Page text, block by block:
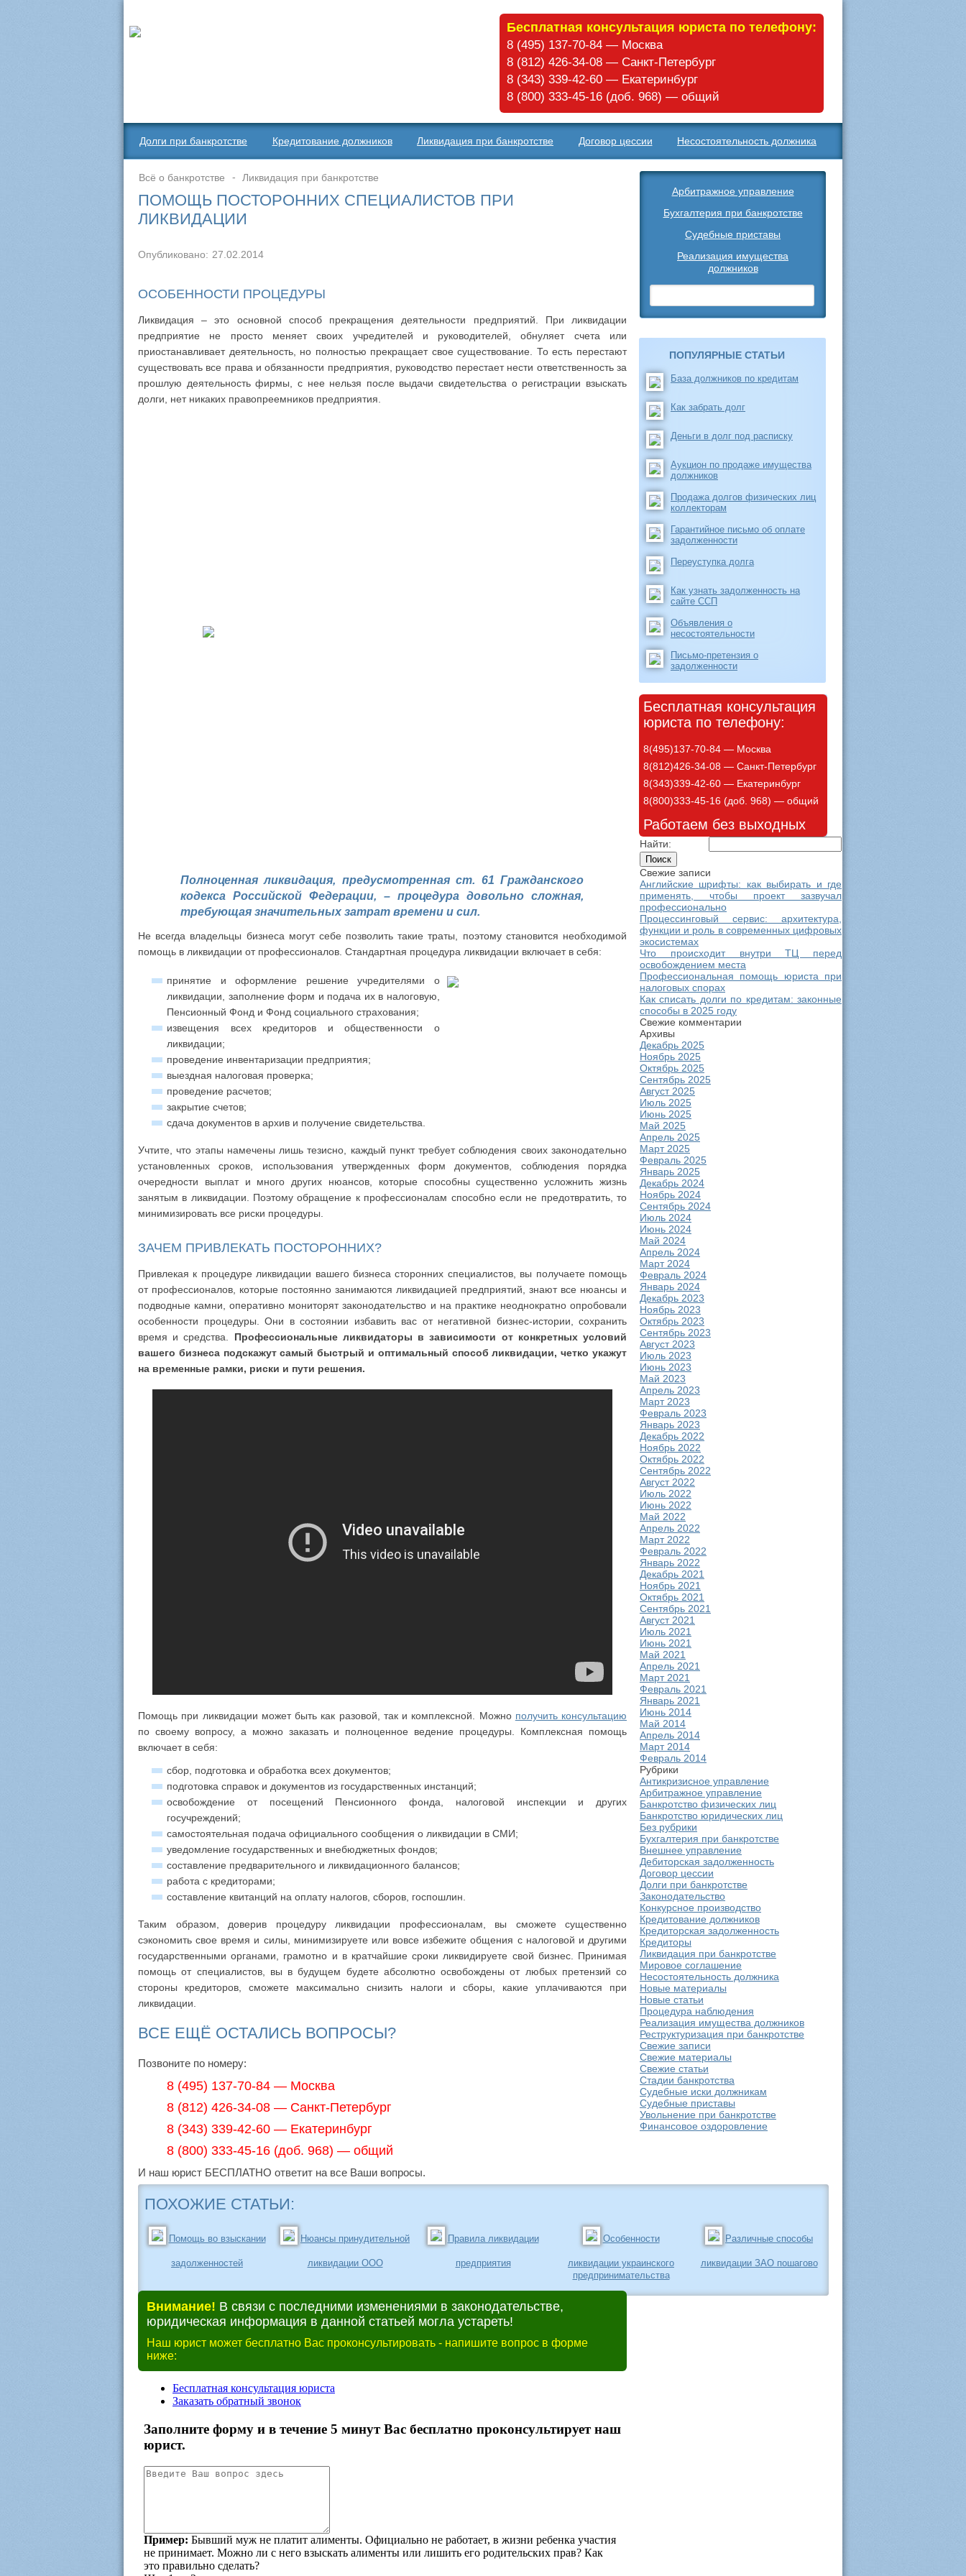
Долги при банкротстве Кредитование должников Ликвидация при банкротстве Договор цессии Несостоятельность должника
Арбитражное управление
Бухгалтерия при банкротстве
Судебные приставы
Реализация имущества
должников
Бесплатная консультация юриста по телефону:
8 (495) 137-70-84 — Москва
8 (812) 426-34-08 — Санкт-Петербург
8 (343) 339-42-60 — Екатеринбург
8 (800) 333-45-16 (доб. 968) — общий
Всё о банкротстве Ликвидация при банкротстве
ПОМОЩЬ ПОСТОРОННИХ СПЕЦИАЛИСТОВ ПРИ
ЛИКВИДАЦИИ
Опубликовано: 27.02.2014
ОСОБЕННОСТИ ПРОЦЕДУРЫ
Ликвидация – это основной способ прекращения деятельности предприятий. При ликвидации
предприятие не просто меняет своих учредителей и руководителей, обнуляет счета или
приостанавливает деятельность, но полностью прекращает свое существование. То есть перестают
существовать все права и обязанности предприятия, руководство перестает нести ответственность за
прошлую деятельность фирмы, с нее нельзя после выдачи свидетельства о регистрации взыскать
долги, нет никаких правопреемников предприятия.
Полноценная ликвидация, предусмотренная ст. 61 Гражданского
кодекса Российской Федерации, – процедура довольно сложная,
требующая значительных затрат времени и сил.
Не всегда владельцы бизнеса могут себе позволить такие траты, поэтому становится необходимой
помощь в ликвидации от профессионалов. Стандартная процедура ликвидации включает в себя:
принятие и оформление решение учредителями о
ликвидации, заполнение форм и подача их в налоговую,
Пенсионный Фонд и Фонд социального страхования;
извещения всех кредиторов и общественности о
ликвидации;
проведение инвентаризации предприятия;
выездная налоговая проверка;
проведение расчетов;
закрытие счетов;
сдача документов в архив и получение свидетельства.
Учтите, что этапы намечены лишь тезисно, каждый пункт требует соблюдения своих законодательно
установленных сроков, использования утвержденных форм документов, соблюдения порядка
очередности выплат и много других нюансов, которые способны существенно усложнить жизнь
занятым в ликвидации. Поэтому обращение к профессионалам способно если не предотвратить, то
минимизировать все риски процедуры.
ЗАЧЕМ ПРИВЛЕКАТЬ ПОСТОРОННИХ?
Привлекая к процедуре ликвидации вашего бизнеса сторонних специалистов, вы получаете помощь
от профессионалов, которые постоянно занимаются ликвидацией предприятий, знают все нюансы и
подводные камни, оперативно мониторят законодательство и на практике неоднократно опробовали
особенности процедуры. Они в состоянии избавить вас от негативной бизнес-истории, сохранить
время и средства. Профессиональные ликвидаторы в зависимости от конкретных условий
вашего бизнеса подскажут самый быстрый и оптимальный способ ликвидации, четко укажут
на временные рамки, риски и пути решения.
Помощь при ликвидации может быть как разовой, так и комплексной. Можно получить консультацию
по своему вопросу, а можно заказать и полноценное ведение процедуры. Комплексная помощь
включает в себя:
сбор, подготовка и обработка всех документов;
подготовка справок и документов из государственных инстанций;
освобождение от посещений Пенсионного фонда, налоговой инспекции и других
госучреждений;
самостоятельная подача официального сообщения о ликвидации в СМИ;
уведомление государственных и внебюджетных фондов;
составление предварительного и ликвидационного балансов;
работа с кредиторами;
составление квитанций на оплату налогов, сборов, госпошлин.
Таким образом, доверив процедуру ликвидации профессионалам, вы сможете существенно
сэкономить свое время и силы, минимизируете или вовсе избежите общения с налоговой и другими
государственными органами, грамотно и в кратчайшие сроки ликвидируете свой бизнес. Принимая
помощь от специалистов, вы в будущем будете абсолютно освобождены от любых претензий со
стороны кредиторов, сможете максимально снизить налоги и сборы, какие уплачиваются при
ликвидации.
ВСЕ ЕЩЁ ОСТАЛИСЬ ВОПРОСЫ?
Позвоните по номеру:
8 (495) 137-70-84 — Москва
8 (812) 426-34-08 — Санкт-Петербург
8 (343) 339-42-60 — Екатеринбург
8 (800) 333-45-16 (доб. 968) — общий
И наш юрист БЕСПЛАТНО ответит на все Ваши вопросы.
ПОХОЖИЕ СТАТЬИ:
Помощь во взыскании
задолженностей
Нюансы принудительной
ликвидации ООО
Правила ликвидации
предприятия
Особенности
ликвидации украинского
предпринимательства
Различные способы
ликвидации ЗАО пошагово
Внимание! В связи с последними изменениями в законодательстве,
юридическая информация в данной статьей могла устареть!
Наш юрист может бесплатно Вас проконсультировать - напишите вопрос в форме
ниже:
ПОПУЛЯРНЫЕ СТАТЬИ
База должников по кредитам
Как забрать долг
Деньги в долг под расписку
Аукцион по продаже имущества
должников
Продажа долгов физических лиц
коллекторам
Гарантийное письмо об оплате
задолженности
Переуступка долга
Как узнать задолженность на
сайте ССП
Объявления о
несостоятельности
Письмо-претензия о
задолженности
Бесплатная консультация
юриста по телефону:
8(495)137-70-84 — Москва
8(812)426-34-08 — Санкт-Петербург
8(343)339-42-60 — Екатеринбург
8(800)333-45-16 (доб. 968) — общий
Работаем без выходных
Найти:
Свежие записи
Английские шрифты: как выбирать и где
применять, чтобы проект зазвучал
профессионально
Процессинговый сервис: архитектура,
функции и роль в современных цифровых
экосистемах
Что происходит внутри ТЦ перед
освобождением места
Профессиональная помощь юриста при
налоговых спорах
Как списать долги по кредитам: законные
способы в 2025 году
Свежие комментарии
Архивы
Декабрь 2025
Ноябрь 2025
Октябрь 2025
Сентябрь 2025
Август 2025
Июль 2025
Июнь 2025
Май 2025
Апрель 2025
Март 2025
Февраль 2025
Январь 2025
Декабрь 2024
Ноябрь 2024
Сентябрь 2024
Июль 2024
Июнь 2024
Май 2024
Апрель 2024
Март 2024
Февраль 2024
Январь 2024
Декабрь 2023
Ноябрь 2023
Октябрь 2023
Сентябрь 2023
Август 2023
Июль 2023
Июнь 2023
Май 2023
Апрель 2023
Март 2023
Февраль 2023
Январь 2023
Декабрь 2022
Ноябрь 2022
Октябрь 2022
Сентябрь 2022
Август 2022
Июль 2022
Июнь 2022
Май 2022
Апрель 2022
Март 2022
Февраль 2022
Январь 2022
Декабрь 2021
Ноябрь 2021
Октябрь 2021
Сентябрь 2021
Август 2021
Июль 2021
Июнь 2021
Май 2021
Апрель 2021
Март 2021
Февраль 2021
Январь 2021
Июнь 2014
Май 2014
Апрель 2014
Март 2014
Февраль 2014
Рубрики
Антикризисное управление
Арбитражное управление
Банкротство физических лиц
Банкротство юридических лиц
Без рубрики
Бухгалтерия при банкротстве
Внешнее управление
Дебиторская задолженность
Договор цессии
Долги при банкротстве
Законодательство
Конкурсное производство
Кредитование должников
Кредиторская задолженность
Кредиторы
Ликвидация при банкротстве
Мировое соглашение
Несостоятельность должника
Новые материалы
Новые статьи
Процедура наблюдения
Реализация имущества должников
Реструктуризация при банкротстве
Свежие записи
Свежие материалы
Свежие статьи
Стадии банкротства
Судебные иски должникам
Судебные приставы
Увольнение при банкротстве
Финансовое оздоровление